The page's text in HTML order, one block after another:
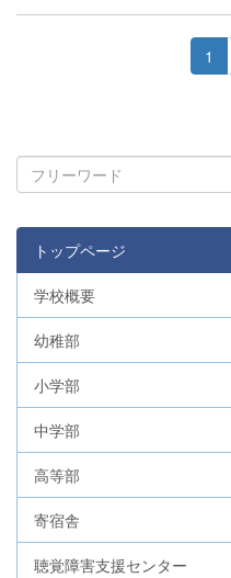
1
トップページ
学校概要
幼稚部
小学部
中学部
高等部
寄宿舎
聴覚障害支援センター